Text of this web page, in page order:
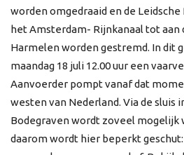
worden omgedraaid en de
het Amsterdam- Rijnkanaal tot aan
Harmelen worden gestremd. In dit
maandag 18 juli 12.00 uur een
Aanvoerder pompt vanaf dat
westen van Nederland. Via de sluis
Bodegraven wordt zoveel mogelijk
daarom wordt hier beperkt